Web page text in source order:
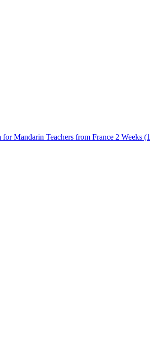
Mandarin Teachers from France 2 Weeks